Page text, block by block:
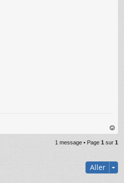
au
t
1 message • Page 1 sur 1
Aller